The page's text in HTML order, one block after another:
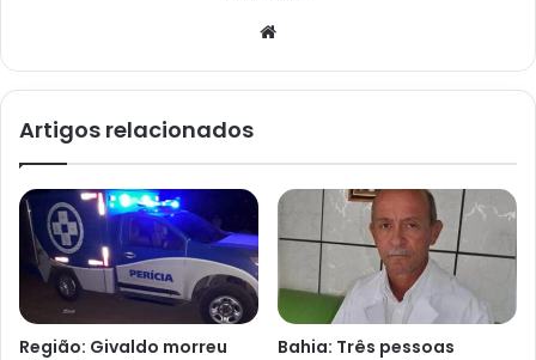
Artigos relacionados
Região: Givaldo morreu
Bahia: Três pessoas